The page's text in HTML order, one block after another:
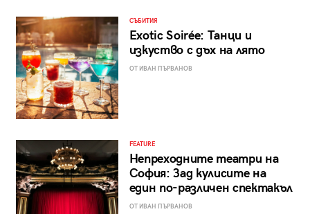
СЪБИТИЯ
Exotic Soirée: Танци и
изкуство с дъх на лято
ОТ ИВАН ПЪРВАНОВ
FEATURE
Непреходните театри на
София: Зад кулисите на
един по-различен спектакъл
ОТ ИВАН ПЪРВАНОВ